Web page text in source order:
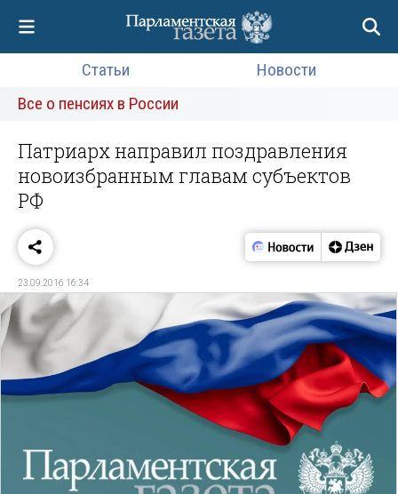
Статьи
Новости
Все о пенсиях в России
Патриарх направил поздравления
новоизбранным главам субъектов
РФ
23.09.2016 16:34